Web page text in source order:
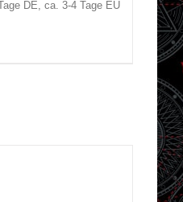
DE, ca. 3-4 Tage EU